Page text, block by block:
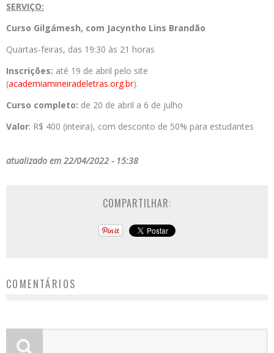
SERVIÇO:
Curso Gilgámesh, com Jacyntho Lins Brandão
Quartas-feiras, das 19:30 às 21 horas
Inscrições: até 19 de abril pelo site
(academiamineiradeletras.org.br).
Curso completo: de 20 de abril a 6 de julho
Valor: R$ 400 (inteira), com desconto de 50% para estudantes
atualizado em 22/04/2022 - 15:38
COMPARTILHAR:
COMENTÁRIOS